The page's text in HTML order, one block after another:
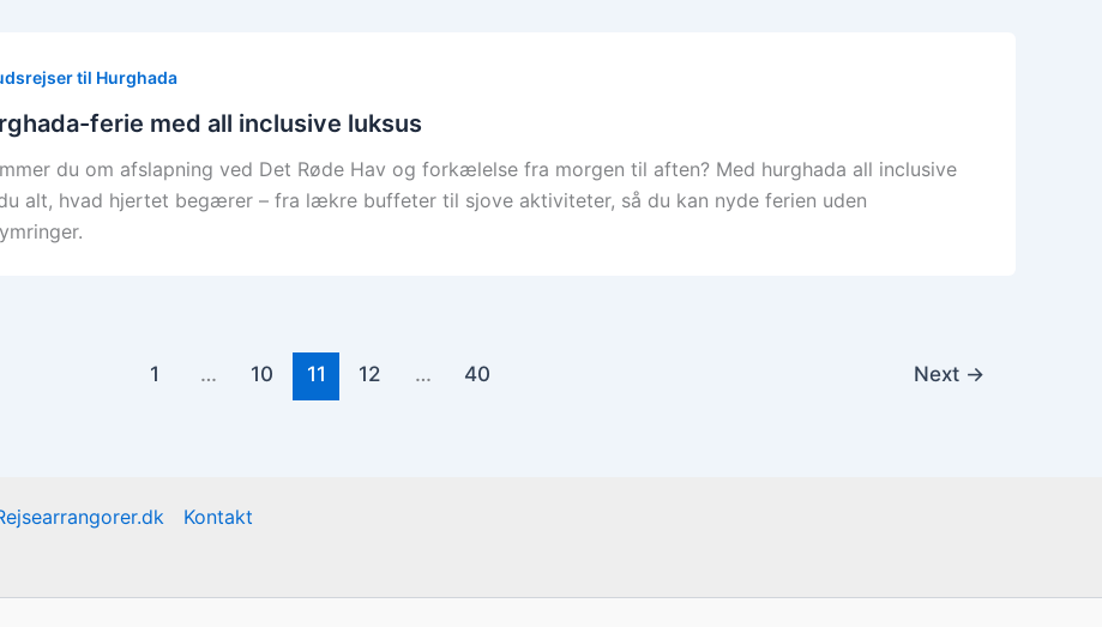
til Hurghada
ferie med all inclusive luksus
du om afslapning ved Det Røde Hav og forkælelse fra morgen til aften? Med hurghada all inclusive
alt, hvad hjertet begærer – fra lækre buffeter til sjove aktiviteter, så du kan nyde ferien uden
1 … 10 11 12 … 40 Next →
Kontakt